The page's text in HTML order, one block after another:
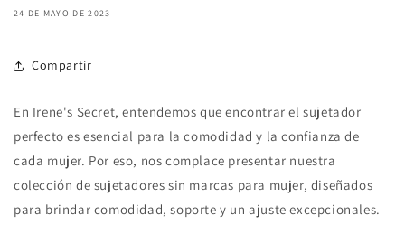
24 DE MAYO DE 2023
Compartir
En Irene's Secret, entendemos que encontrar el sujetador
perfecto es esencial para la comodidad y la confianza de
cada mujer. Por eso, nos complace presentar nuestra
colección de sujetadores sin marcas para mujer, diseñados
para brindar comodidad, soporte y un ajuste excepcionales.